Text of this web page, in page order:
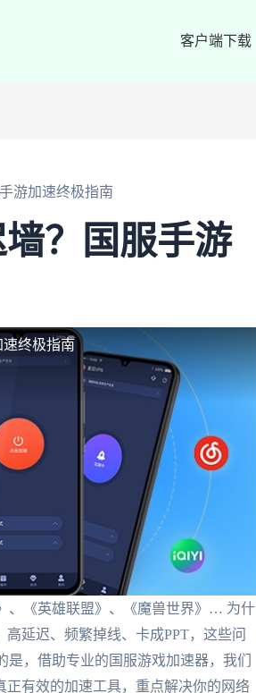
客户端下载
游加速终极指南
？国服手游
终极指南
、《英雄联盟》、《魔兽世界》… 为什
延迟、频繁掉线、卡成PPT，这些问
，借助专业的国服游戏加速器，我们
有效的加速工具，重点解决你的网络